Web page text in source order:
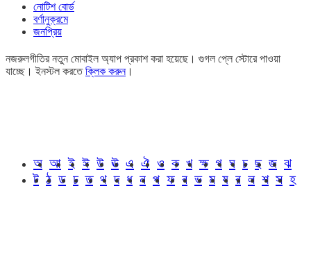
নোটিশ বোর্ড
বর্ণানুক্রমে
জনপ্রিয়
নজরুলগীতির নতুন মোবাইল অ্যাপ প্রকাশ করা হয়েছে। গুগল প্লে স্টোরে পাওয়া
যাচ্ছে। ইনস্টল করতেক্লিক করুন।
অ আ ই ঈ উ ঊ এ ঐ ও ক খ ক্ষ গ ঘ চ ছ জ ঝ
ট ঠ ড ঢ ত থ দ ধ ন প ফ ব ভ ম য র ল শ স হ